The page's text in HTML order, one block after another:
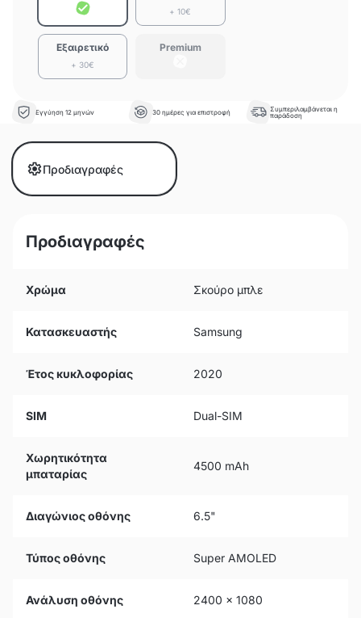
+ 10€
Εξαιρετικό
+ 30€
Premium
Εγγύηση 12 μηνών 30 ημέρες για επιστροφή
Συμπεριλαμβάνεται η
παράδοση
Προδιαγραφές
Προδιαγραφές
Χρώμα Σκούρο μπλε
Κατασκευαστής Samsung
Έτος κυκλοφορίας 2020
SIM Dual-SIM
Χωρητικότητα
μπαταρίας
4500 mAh
Διαγώνιος οθόνης 6.5"
Τύπος οθόνης Super AMOLED
Ανάλυση οθόνης 2400 x 1080